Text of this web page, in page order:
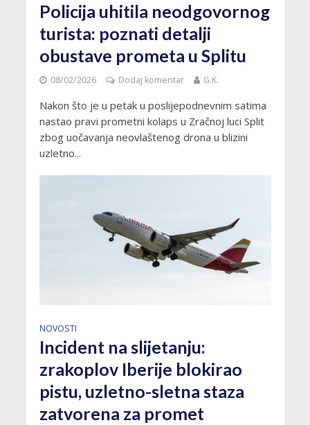
Policija uhitila neodgovornog
turista: poznati detalji
obustave prometa u Splitu
08/02/2026 Dodaj komentar G.K.
Nakon što je u petak u poslijepodnevnim satima
nastao pravi prometni kolaps u Zračnoj luci Split
zbog uočavanja neovlaštenog drona u blizini
uzletno...
NOVOSTI
Incident na slijetanju:
zrakoplov Iberije blokirao
pistu, uzletno-sletna staza
zatvorena za promet